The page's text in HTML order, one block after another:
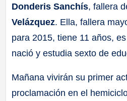
Donderis Sanchís, fallera
Velázquez. Ella, fallera
para 2015, tiene 11 años,
nació y estudia sexto de
Mañana vivirán su primer
proclamación en el